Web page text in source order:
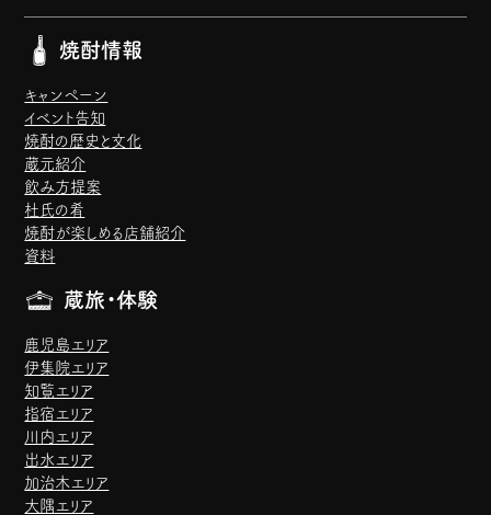
焼酎情報
キャンペーン
イベント告知
焼酎の歴史と文化
蔵元紹介
飲み方提案
杜氏の肴
焼酎が楽しめる店舗紹介
資料
蔵旅・体験
鹿児島エリア
伊集院エリア
知覧エリア
指宿エリア
川内エリア
出水エリア
加治木エリア
大隅エリア